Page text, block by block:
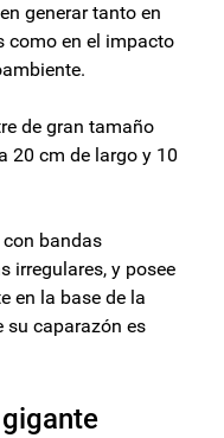
generar tanto en
como en el impacto
de gran tamaño
20 cm de largo y 10
bandas
irregulares, y posee
en la base de la
su caparazón es